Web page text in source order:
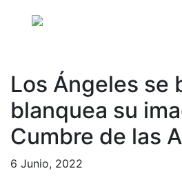
Los Ángeles se
blanquea su
Cumbre de las
6 Junio, 2022